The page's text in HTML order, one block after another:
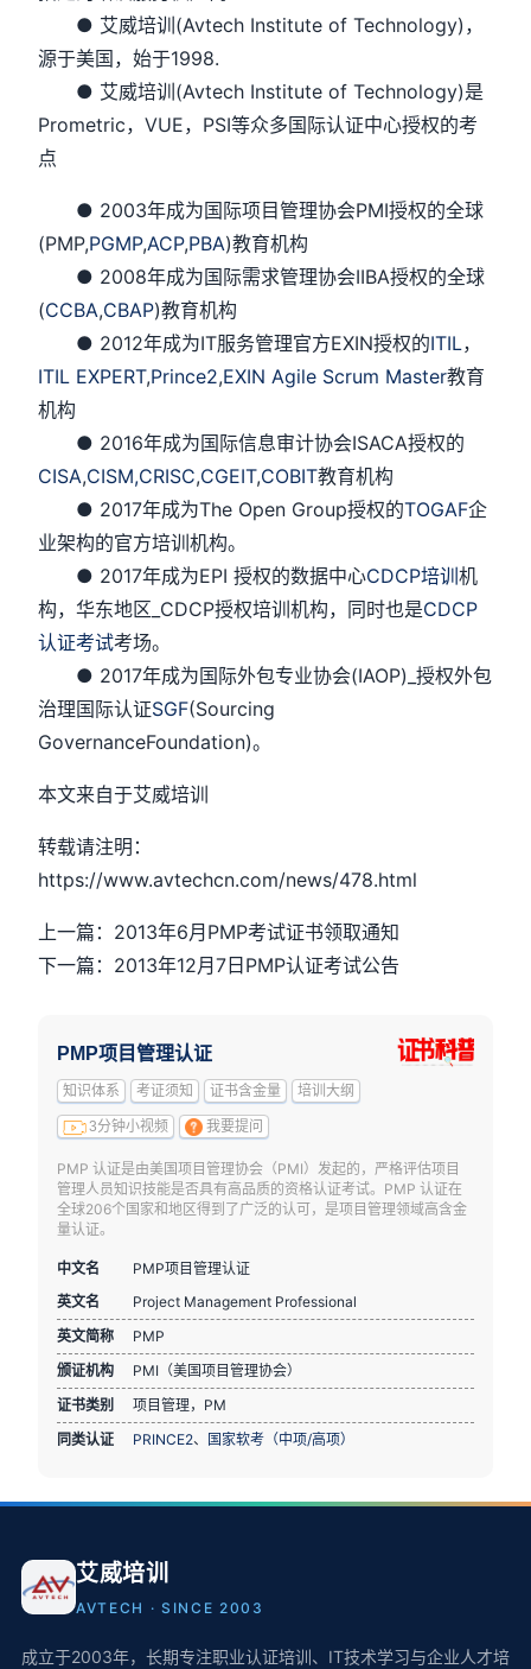
● 艾威培训(Avtech Institute of Technology)，
源于美国，始于1998.
● 艾威培训(Avtech Institute of Technology)是
Prometric，VUE，PSI等众多国际认证中心授权的考
点
● 2003年成为国际项目管理协会PMI授权的全球
(PMP,PGMP,ACP,PBA)教育机构
● 2008年成为国际需求管理协会IIBA授权的全球
(CCBA,CBAP)教育机构
● 2012年成为IT服务管理官方EXIN授权的ITIL，
ITIL EXPERT,Prince2,EXIN Agile Scrum Master教育
机构
● 2016年成为国际信息审计协会ISACA授权的
CISA,CISM,CRISC,CGEIT,COBIT教育机构
● 2017年成为The Open Group授权的TOGAF企
业架构的官方培训机构。
● 2017年成为EPI 授权的数据中心CDCP培训机
构，华东地区_CDCP授权培训机构，同时也是CDCP
认证考试考场。
● 2017年成为国际外包专业协会(IAOP)_授权外包
治理国际认证SGF(Sourcing
GovernanceFoundation)。
本文来自于艾威培训
转载请注明：
https://www.avtechcn.com/news/478.html
上一篇：2013年6月PMP考试证书领取通知
下一篇：2013年12月7日PMP认证考试公告
PMP项目管理认证
知识体系 考证须知 证书含金量 培训大纲
3分钟小视频 我要提问
PMP 认证是由美国项目管理协会（PMI）发起的，严格评估项目
管理人员知识技能是否具有高品质的资格认证考试。PMP 认证在
全球206个国家和地区得到了广泛的认可，是项目管理领域高含金
量认证。
中文名
PMP项目管理认证
英文名
Project Management Professional
英文简称
PMP
颁证机构
PMI（美国项目管理协会）
证书类别
项目管理，PM
同类认证
PRINCE2、 国家软考（中项/高项）
艾威培训
AVTECH · SINCE 2003
成立于2003年，长期专注职业认证培训、IT技术学习与企业人才培